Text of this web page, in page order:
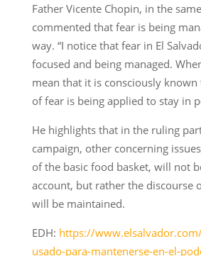
Father Vicente Chopin, in the
commented that fear is being
way. “I notice that fear in El
focused and being managed.
mean that it is consciously
of fear is being applied to stay in
He highlights that in the ruling
campaign, other concerning
of the basic food basket, will not
account, but rather the discourse
will be maintained.
EDH: https://
usado-para-mantenerse-en-el-